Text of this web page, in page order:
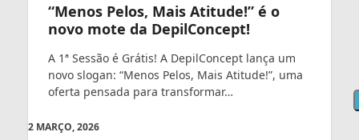
“Menos Pelos, Mais Atitude!” é o
novo mote da DepilConcept!
A 1ª Sessão é Grátis! A DepilConcept lança um
novo slogan: “Menos Pelos, Mais Atitude!”, uma
oferta pensada para transformar…
2 MARÇO, 2026